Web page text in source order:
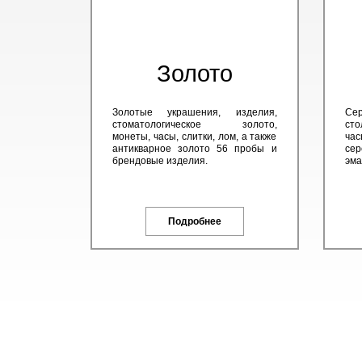
Золото
Золотые украшения, изделия,
стоматологическое золото,
монеты, часы, слитки, лом, а также
антикварное золото 56 пробы и
брендовые изделия.
Подробнее